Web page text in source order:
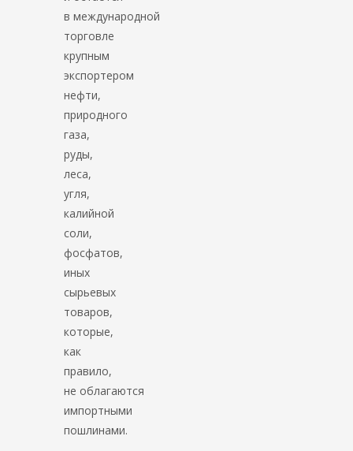
в международной
торговле
крупным
экспортером
нефти,
природного
газа,
руды,
леса,
угля,
калийной
соли,
фосфатов,
иных
сырьевых
товаров,
которые,
как
правило,
не облагаются
импортными
пошлинами.